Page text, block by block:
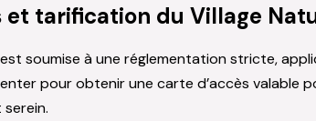
et tarification du Village
soumise à une réglementation stricte,
pour obtenir une carte d’accès
serein.